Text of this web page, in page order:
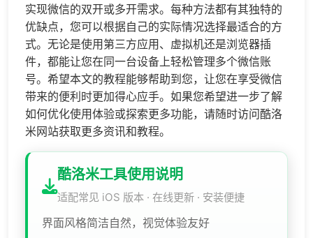
实现微信的双开或多开需求。每种方法都有其独特的
优缺点，您可以根据自己的实际情况选择最适合的方
式。无论是使用第三方应用、虚拟机还是浏览器插
件，都能让您在同一台设备上轻松管理多个微信账
号。希望本文的教程能够帮助到您，让您在享受微信
带来的便利时更加得心应手。如果您希望进一步了解
如何优化使用体验或探索更多功能，请随时访问酷洛
米网站获取更多资讯和教程。
酷洛米工具使用说明
适配常见 iOS 版本 · 在线更新 · 安装便捷
界面风格简洁自然，视觉体验友好